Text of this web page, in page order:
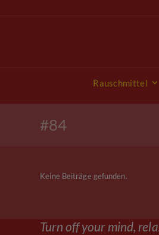
Rauschmittel
#84
Keine Beiträge gefunden.
Turn off your mind,